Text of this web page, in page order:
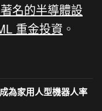
名的半導體設
重金投資 。
為家用人型機器人率